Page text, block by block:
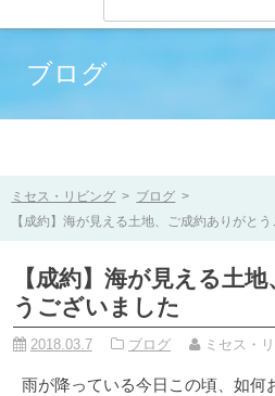
ブログ
ミセス・リビング > ブログ >
【成約】海が見える土地、ご成約ありがと
【成約】海が見える土
うございました
2018.03.7 ブログ ミセス・
雨が降っている今日この頃、如何